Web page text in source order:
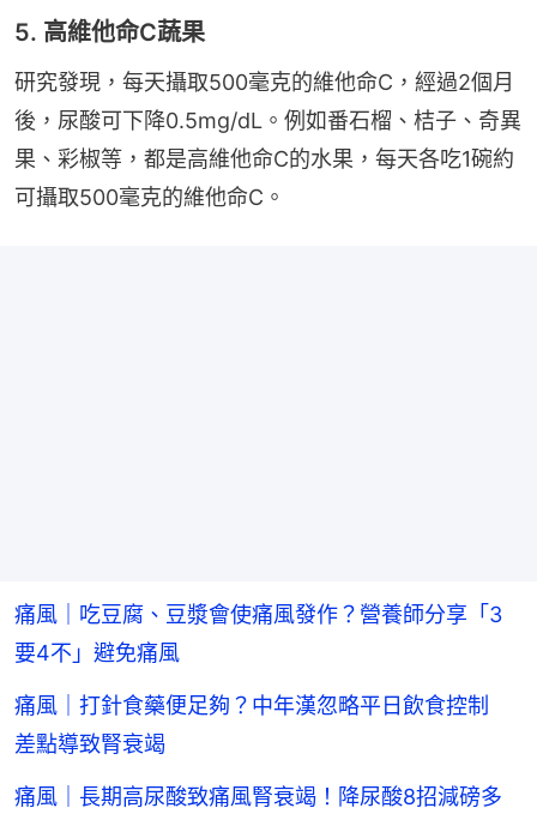
5. 高維他命C蔬果
研究發現，每天攝取500毫克的維他命C，經過2個月
後，尿酸可下降0.5mg/dL。例如番石榴、桔子、奇異
果、彩椒等，都是高維他命C的水果，每天各吃1碗約
可攝取500毫克的維他命C。
痛風｜吃豆腐、豆漿會使痛風發作？營養師分享「3
要4不」避免痛風
痛風｜打針食藥便足夠？中年漢忽略平日飲食控制
差點導致腎衰竭
痛風｜長期高尿酸致痛風腎衰竭！降尿酸8招減磅多